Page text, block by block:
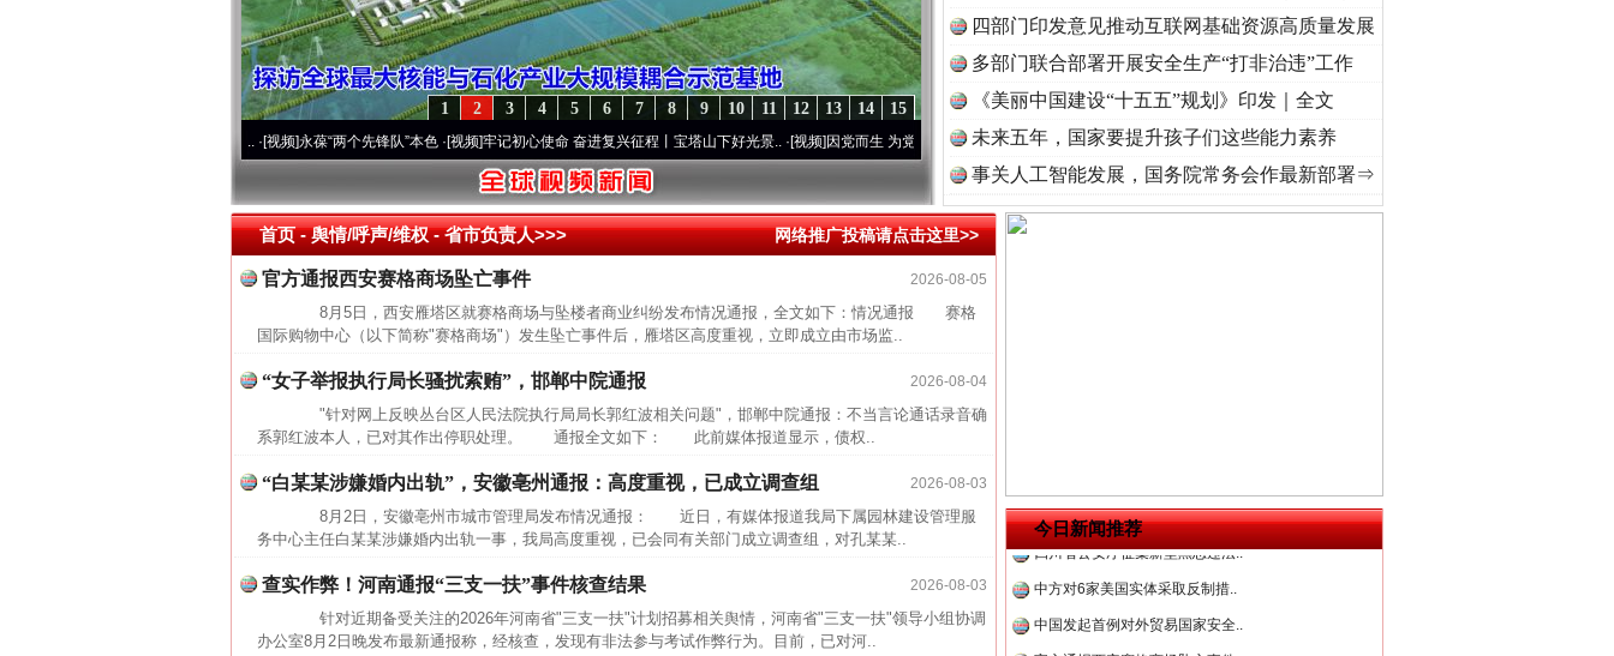
15
14
13
12
11
10
9
8
7
6
5
4
3
2
1
·[视频]永葆“两个先锋队”本色·[视频]牢记初心使命 奋进复兴征程丨宝塔山下好光景..·[视频]因党而生 为党而战——百年“纪”事⑧加强纪律..·[视频]牢记初心使命 奋进复兴征程丨“转折之城”激荡..
读
四部门印发意见推动互联网基础资源高质量发展
多部门联合部署开展安全生产“打非治违”工作
《美丽中国建设“十五五”规划》印发｜全文
未来五年，国家要提升孩子们这些能力素养
事关人工智能发展，国务院常务会作最新部署⇒
首页- 舆情/呼声/维权 -省市负责人>>> 网络推广投稿请点击这里>>
2026-08-05
官方通报西安赛格商场坠亡事件
8月5日，西安雁塔区就赛格商场与坠楼者商业纠纷发布情况通报，全文如下：情况通报 赛格
国际购物中心（以下简称"赛格商场"）发生坠亡事件后，雁塔区高度重视，立即成立由市场监..
2026-08-04
“女子举报执行局长骚扰索贿”，邯郸中院通报
"针对网上反映丛台区人民法院执行局局长郭红波相关问题"，邯郸中院通报：不当言论通话录音确
系郭红波本人，已对其作出停职处理。 通报全文如下： 此前媒体报道显示，债权..
2026-08-03
“白某某涉嫌婚内出轨”，安徽亳州通报：高度重视，已成立调查组
8月2日，安徽亳州市城市管理局发布情况通报： 近日，有媒体报道我局下属园林建设管理服
务中心主任白某某涉嫌婚内出轨一事，我局高度重视，已会同有关部门成立调查组，对孔某某..
2026-08-03
查实作弊！河南通报“三支一扶”事件核查结果
针对近期备受关注的2026年河南省"三支一扶"计划招募相关舆情，河南省"三支一扶"领导小组协调
办公室8月2日晚发布最新通报称，经核查，发现有非法参与考试作弊行为。目前，已对河..
今日新闻推荐
四川省公安厅征集新型黑恶违法..
中方对6家美国实体采取反制措..
中国发起首例对外贸易国家安全..
官方通报西安赛格商场坠亡事件